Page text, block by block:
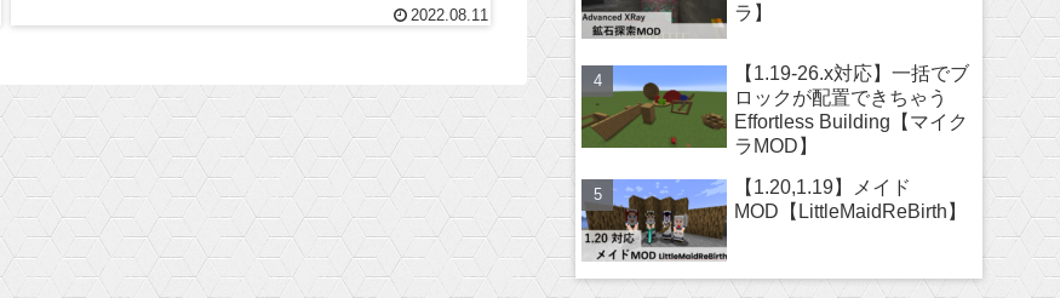
2022.08.11
ラ】
【1.19-26.x対応】一括でブ
ロックが配置できちゃう
Effortless Building【マイク
ラMOD】
【1.20,1.19】メイド
MOD【LittleMaidReBirth】